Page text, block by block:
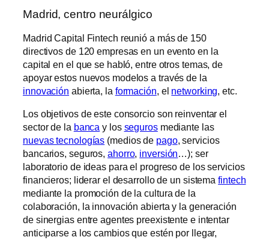
Madrid, centro neurálgico
Madrid Capital Fintech reunió a más de 150
directivos de 120 empresas en un evento en la
capital en el que se habló, entre otros temas, de
apoyar estos nuevos modelos a través de la
innovación abierta, la formación, el networking, etc.
Los objetivos de este consorcio son reinventar el
sector de la banca y los segurosmediante las
nuevas tecnologías (medios de pago, servicios
bancarios, seguros, ahorro, inversión…); ser
laboratorio de ideas para el progreso de los servicios
financieros; liderar el desarrollo de un sistemafintech
mediante la promoción de la cultura de la
colaboración, la innovación abierta y la generación
de sinergias entre agentes preexistente e intentar
anticiparse a los cambios que estén por llegar,